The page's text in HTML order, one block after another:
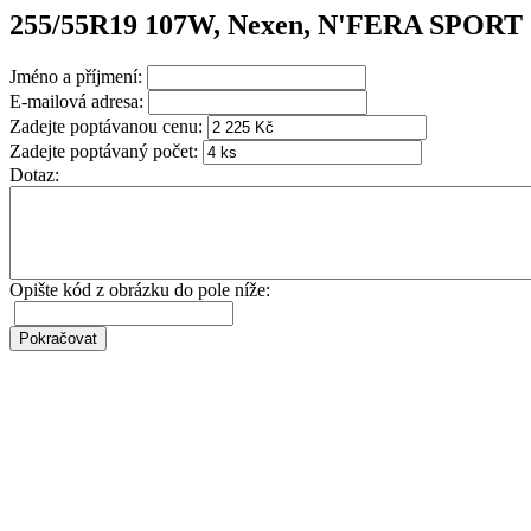
255/55R19 107W, Nexen, N'FERA SPORT
Jméno a příjmení:
E-mailová adresa:
Zadejte poptávanou cenu:
Zadejte poptávaný počet:
Dotaz:
Opište kód z obrázku do pole níže: